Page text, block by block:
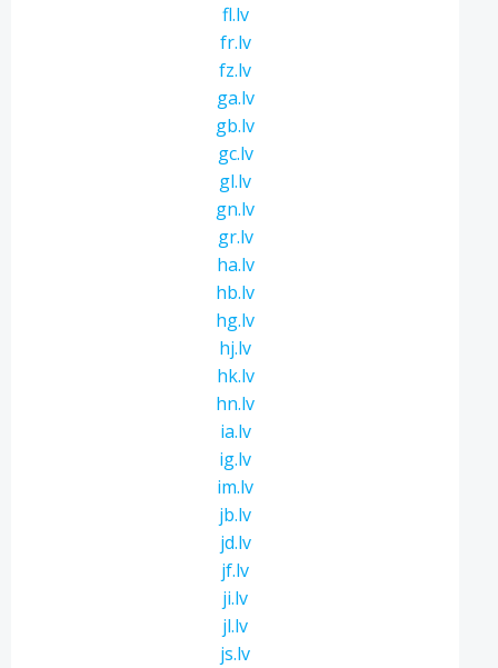
fl.lv
fr.lv
fz.lv
ga.lv
gb.lv
gc.lv
gl.lv
gn.lv
gr.lv
ha.lv
hb.lv
hg.lv
hj.lv
hk.lv
hn.lv
ia.lv
ig.lv
im.lv
jb.lv
jd.lv
jf.lv
ji.lv
jl.lv
js.lv